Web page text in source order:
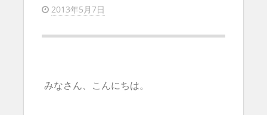
2013年5月7日
みなさん、こんにちは。